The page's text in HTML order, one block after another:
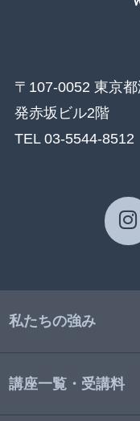
〒107-0052 東京
発赤坂ビル2階
TEL 03-5544-8512
私たちの強み
講座一覧・受講料